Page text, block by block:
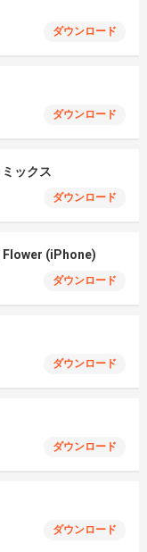
ダウンロード
ダウンロード
ックス
ダウンロード
(iPhone)
ダウンロード
ダウンロード
ダウンロード
ダウンロード